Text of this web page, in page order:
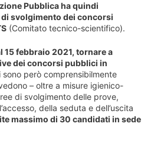
Pubblica ha quindi
svolgimento dei concorsi
(Comitato tecnico-scientifico).
15 febbraio 2021, tornare a
dei concorsi pubblici in
sono però comprensibilmente
– oltre a misure igienico-
di svolgimento delle prove,
della seduta e dell’uscita
massimo di 30 candidati in sede